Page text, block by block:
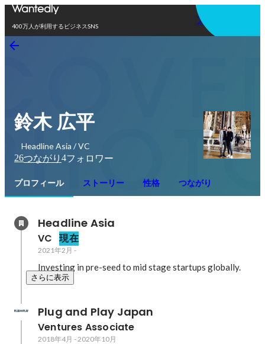
400万人が利用するビジネスSNS
アプリを使う
鈴木 広平
Headline Asia / VC
26つながり 4フォロワー
プロフィール ストーリー 性格 つながり
Headline Asia
VC 現在
2021年2月 -
Investing in pre-seed to mid stage startups globally.
さらに表示
Plug and Play Japan
Ventures Associate
2018年4月 -2020年10月